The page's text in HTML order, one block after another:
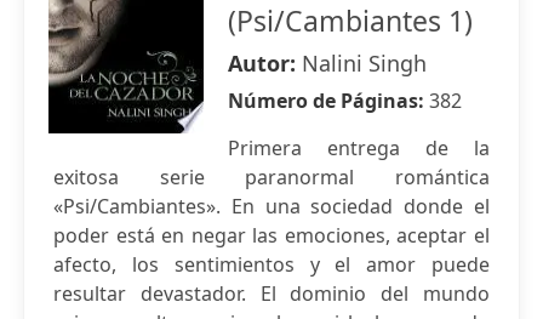
(Psi/Cambiantes 1)
Autor: Nalini Singh
Número de Páginas: 382
Primera entrega de la
exitosa serie paranormal romántica
«Psi/Cambiantes». En una sociedad donde el
poder está en negar las emociones, aceptar el
afecto, los sentimientos y el amor puede
resultar devastador. El dominio del mundo